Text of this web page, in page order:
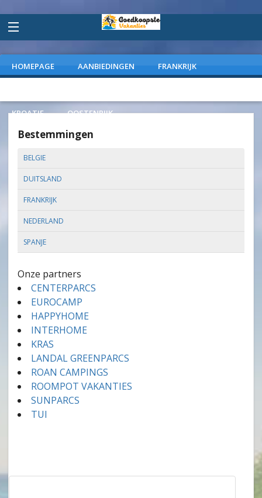
HOMEPAGE AANBIEDINGEN FRANKRIJK
KROATIE OOSTENRIJK
Bestemmingen
BELGIE
DUITSLAND
FRANKRIJK
NEDERLAND
SPANJE
Onze partners
CENTERPARCS
EUROCAMP
HAPPYHOME
INTERHOME
KRAS
LANDAL GREENPARCS
ROAN CAMPINGS
ROOMPOT VAKANTIES
SUNPARCS
TUI